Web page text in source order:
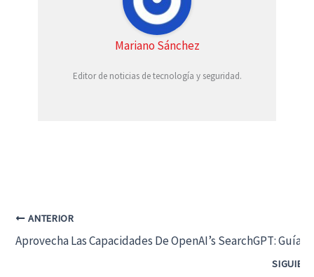
Mariano Sánchez
Editor de noticias de tecnología y seguridad.
ANTERIOR
Aprovecha Las Capacidades De OpenAI’s SearchGPT: Guía